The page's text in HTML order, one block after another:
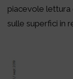
piacevole lettura
sulle superfici in